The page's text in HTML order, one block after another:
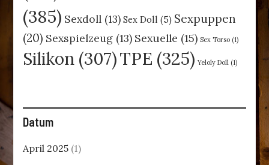
(385) Sexdoll (13) Sex Doll (5) Sexpuppen
(20) Sexspielzeug (13) Sexuelle (15) Sex Torso (1)
Silikon (307)TPE (325) Yeloly Doll (1)
Datum
April 2025 (1)